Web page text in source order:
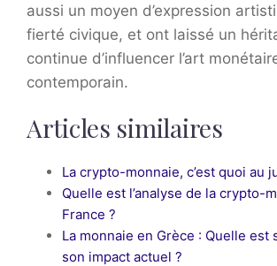
aussi un moyen d’expression
fierté civique, et ont laissé un
continue d’influencer l’art
contemporain.
Articles similaires
La crypto-monnaie, c’est quoi au
Quelle est l’analyse de la crypto-
France ?
La monnaie en Grèce : Quelle est
son impact actuel ?